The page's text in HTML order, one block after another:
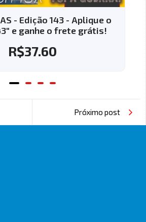
- Edição 144 - Aplique o
e ganhe o frete grátis!
R$37.60
Próximo post